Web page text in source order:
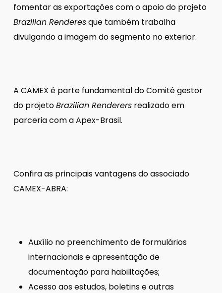
fomentar as exportações com o apoio do projeto
Brazilian Renderesque também trabalha
divulgando a imagem do segmento no exterior.
A CAMEX é parte fundamental do Comitê gestor
do projetoBrazilian Renderers realizado em
parceria com a Apex-Brasil.
Confira as principais vantagens do associado
CAMEX-ABRA:
Auxílio no preenchimento de formulários
internacionais e apresentação de
documentação para habilitações;
Acesso aos estudos, boletins e outras